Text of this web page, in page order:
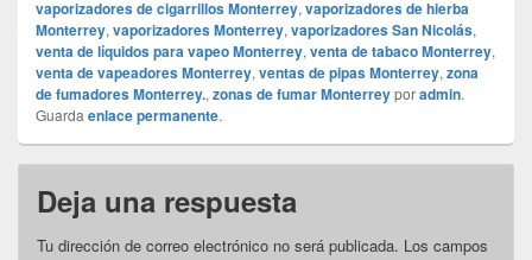
vaporizadores de cigarrillos Monterrey, vaporizadores de hierba
Monterrey, vaporizadores Monterrey, vaporizadores San Nicolás,
venta de líquidos para vapeo Monterrey, venta de tabaco Monterrey,
venta de vapeadores Monterrey, ventas de pipas Monterrey, zona
de fumadores Monterrey., zonas de fumar Monterreyporadmin.
Guarda enlace permanente.
Deja una respuesta
Tu dirección de correo electrónico no será publicada. Los campos